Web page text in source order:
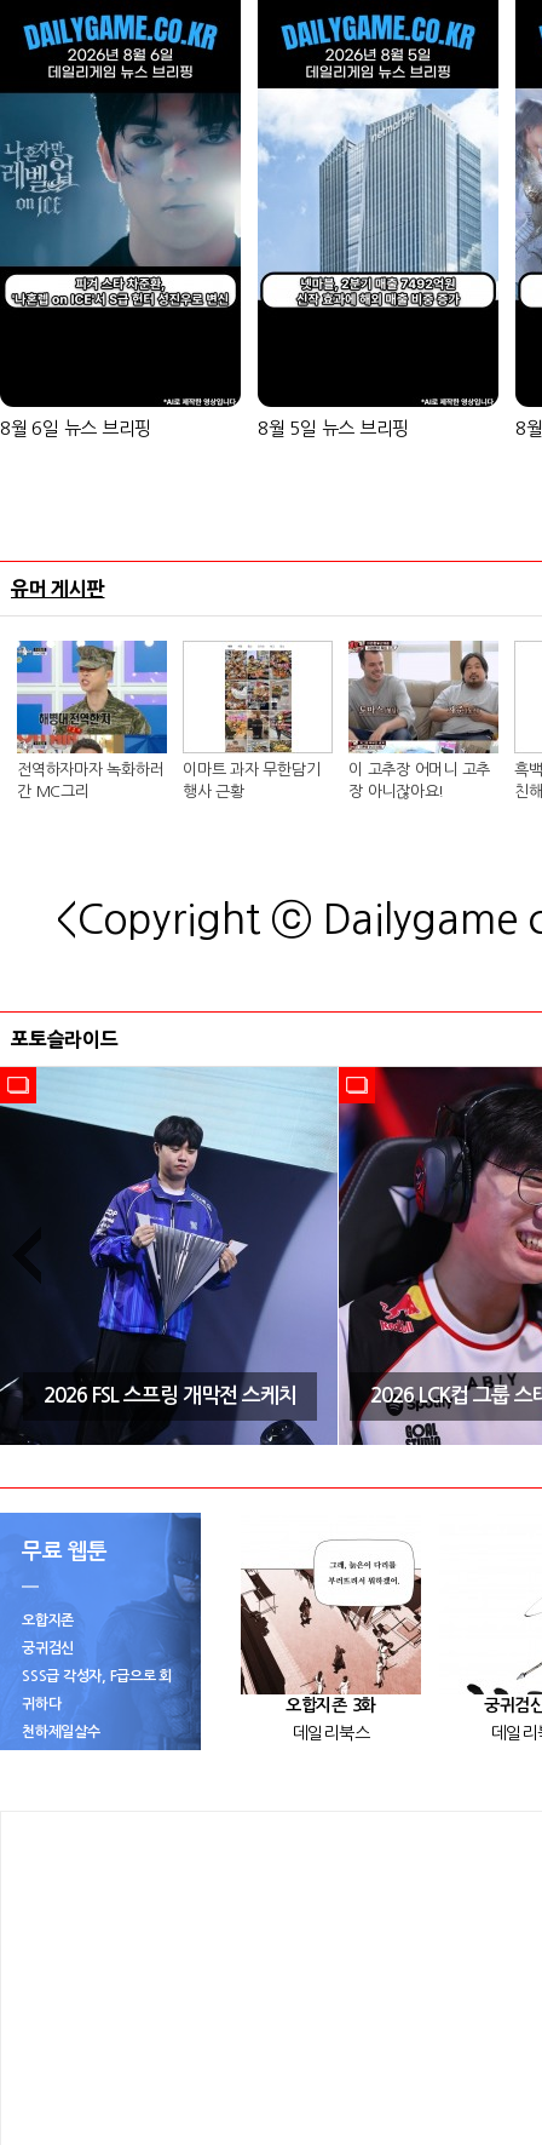
8월 6일 뉴스 브리핑 8월 5일 뉴스 브리핑 8
유머 게시판
전역하자마자 녹화하러
간 MC그리
이마트 과자 무한담기
행사 근황
이 고추장 어머니 고추
장 아니잖아요!
흑
친
<Copyright ⓒ Dailygame
포토슬라이드
2026 FSL 스프링 개막전 스케치 2026 LCK컵 그룹 스
무료 웹툰
오합지존
궁귀검신
SSS급 각성자, F급으로 회
귀하다
천하제일살수
오합지존 3화
데일리북스
궁귀검
데일리